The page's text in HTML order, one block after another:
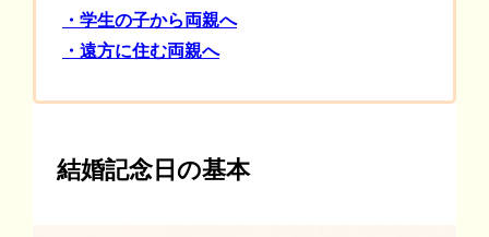
・学生の子から両親へ
・遠方に住む両親へ
結婚記念日の基本